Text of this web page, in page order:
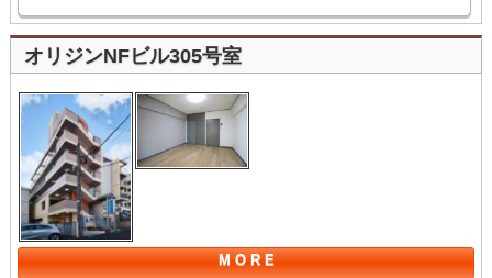
オリジンNFビル305号室
M O R E